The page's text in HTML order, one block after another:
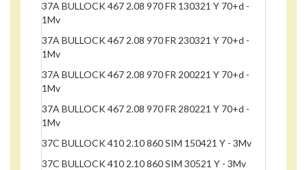
37A BULLOCK 467 2.08 970 FR 130321 Y 70+d -
1Mv
37A BULLOCK 467 2.08 970 FR 230321 Y 70+d -
1Mv
37A BULLOCK 467 2.08 970 FR 200221 Y 70+d -
1Mv
37A BULLOCK 467 2.08 970 FR 280221 Y 70+d -
1Mv
37C BULLOCK 410 2.10 860 SIM 150421 Y - 3Mv
37C BULLOCK 410 2.10 860 SIM 30521 Y - 3Mv